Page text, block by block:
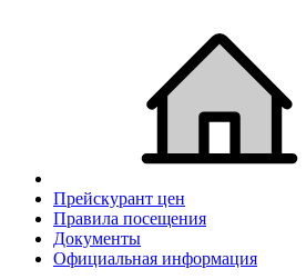
Прейскурант цен
Правила посещения
Документы
Официальная информация